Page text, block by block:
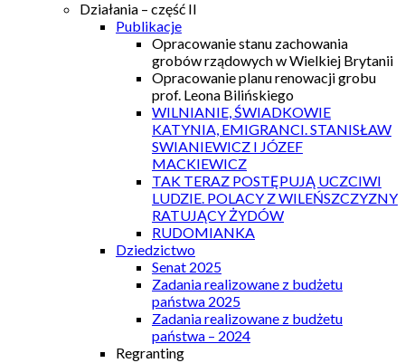
Działania – część II
Publikacje
Opracowanie stanu zachowania
grobów rządowych w Wielkiej Brytanii
Opracowanie planu renowacji grobu
prof. Leona Bilińskiego
WILNIANIE, ŚWIADKOWIE
KATYNIA, EMIGRANCI. STANISŁAW
SWIANIEWICZ I JÓZEF
MACKIEWICZ
TAK TERAZ POSTĘPUJĄ UCZCIWI
LUDZIE. POLACY Z WILEŃSZCZYZNY
RATUJĄCY ŻYDÓW
RUDOMIANKA
Dziedzictwo
Senat 2025
Zadania realizowane z budżetu
państwa 2025
Zadania realizowane z budżetu
państwa – 2024
Regranting